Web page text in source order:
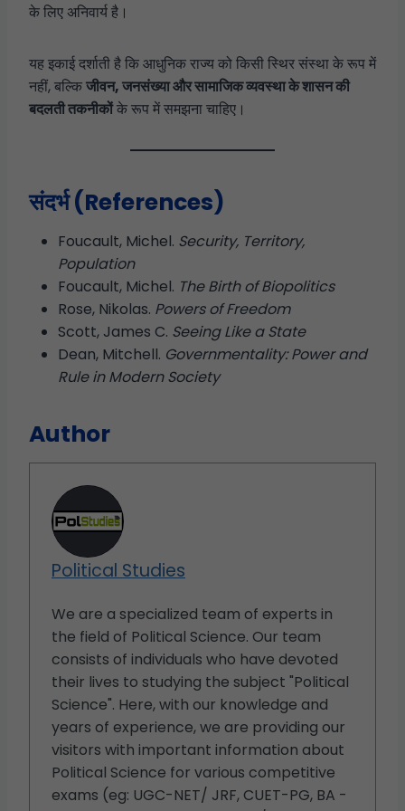
के लिए अनिवार्य है।
यह इकाई दर्शाती है कि आधुनिक राज्य को किसी स्थिर संस्था के रूप में
नहीं, बल्किजीवन, जनसंख्या और सामाजिक व्यवस्था के शासन की
बदलती तकनीकोंके रूप में समझना चाहिए।
संदर्भ (References)
Foucault, Michel. Security, Territory,
Population
Foucault, Michel. The Birth of Biopolitics
Rose, Nikolas. Powers of Freedom
Scott, James C. Seeing Like a State
Dean, Mitchell. Governmentality: Power and
Rule in Modern Society
Author
Political Studies
We are a specialized team of experts in
the field of Political Science. Our team
consists of individuals who have devoted
their lives to studying the subject "Political
Science". Here, with our knowledge and
years of experience, we are providing our
visitors with important information about
Political Science for various competitive
exams (eg: UGC-NET/ JRF, CUET-PG, BA -